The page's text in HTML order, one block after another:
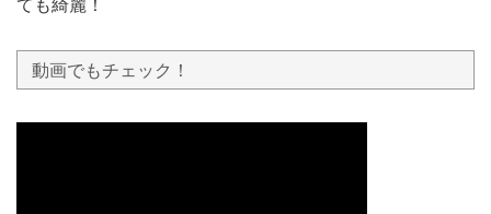
ても綺麗！
動画でもチェック！